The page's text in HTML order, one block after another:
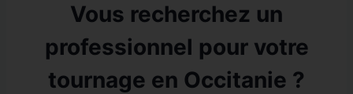
Vous recherchez un
professionnel pour votre
tournage en Occitanie ?